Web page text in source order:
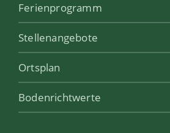
Ferienprogramm
Stellenangebote
Ortsplan
Bodenrichtwerte